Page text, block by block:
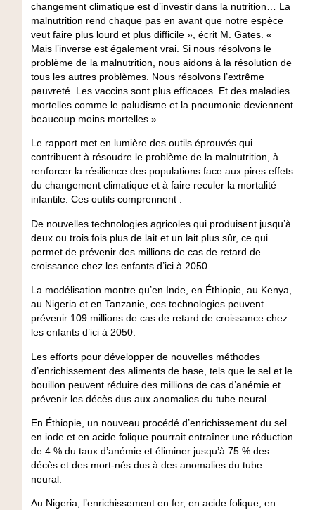
changement climatique est d’investir dans la nutrition… La
malnutrition rend chaque pas en avant que notre espèce
veut faire plus lourd et plus difficile », écrit M. Gates. «
Mais l’inverse est également vrai. Si nous résolvons le
problème de la malnutrition, nous aidons à la résolution de
tous les autres problèmes. Nous résolvons l’extrême
pauvreté. Les vaccins sont plus efficaces. Et des maladies
mortelles comme le paludisme et la pneumonie deviennent
beaucoup moins mortelles ».
Le rapport met en lumière des outils éprouvés qui
contribuent à résoudre le problème de la malnutrition, à
renforcer la résilience des populations face aux pires effets
du changement climatique et à faire reculer la mortalité
infantile. Ces outils comprennent :
De nouvelles technologies agricoles qui produisent jusqu’à
deux ou trois fois plus de lait et un lait plus sûr, ce qui
permet de prévenir des millions de cas de retard de
croissance chez les enfants d’ici à 2050.
La modélisation montre qu’en Inde, en Éthiopie, au Kenya,
au Nigeria et en Tanzanie, ces technologies peuvent
prévenir 109 millions de cas de retard de croissance chez
les enfants d’ici à 2050.
Les efforts pour développer de nouvelles méthodes
d’enrichissement des aliments de base, tels que le sel et le
bouillon peuvent réduire des millions de cas d’anémie et
prévenir les décès dus aux anomalies du tube neural.
En Éthiopie, un nouveau procédé d’enrichissement du sel
en iode et en acide folique pourrait entraîner une réduction
de 4 % du taux d’anémie et éliminer jusqu’à 75 % des
décès et des mort-nés dus à des anomalies du tube
neural.
Au Nigeria, l’enrichissement en fer, en acide folique, en